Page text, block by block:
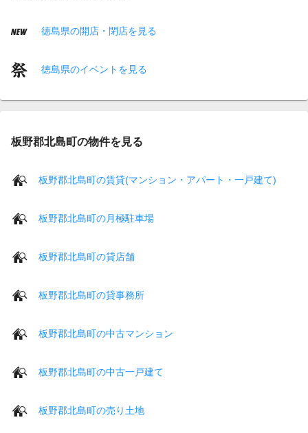
徳島県の開店・閉店を見る
徳島県のイベントを見る
板野郡北島町の物件を見る
板野郡北島町の賃貸(マンション・アパート・一戸建て)
板野郡北島町の月極駐車場
板野郡北島町の貸店舗
板野郡北島町の貸事務所
板野郡北島町の中古マンション
板野郡北島町の中古一戸建て
板野郡北島町の売り土地